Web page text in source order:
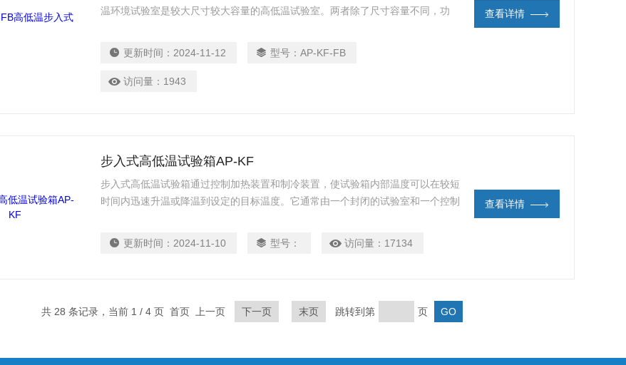
温环境试验室是较大尺寸较大容量的高低温试验室。两者除了尺寸容量不同，功
更新时间： 2024-11-12 型号：AP-KF-FB
访问量： 1943
查看详情
步入式高低温试验箱AP-KF
步入式高低温试验箱通过控制加热装置和制冷装置，使试验箱内部温度可以在较短
时间内迅速升温或降温到设定的目标温度。它通常由一个封闭的试验室和一个控制
更新时间： 2024-11-10 型号： 访问量： 17134
查看详情
共 28 条记录，当前 1 / 4 页 首页 上一页 下一页 末页 跳转到第 页